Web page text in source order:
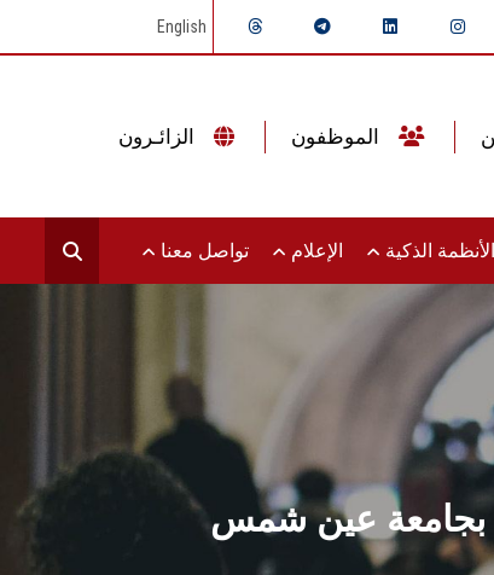
English
الأنظمة الذكية الإعلام تواصل معنا
بجامعة عين شمس